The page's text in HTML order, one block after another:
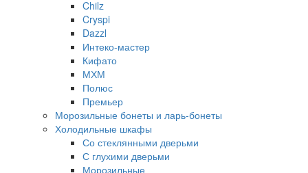
Chilz
Cryspi
Dazzl
Интеко-мастер
Кифато
МХМ
Полюс
Премьер
Морозильные бонеты и ларь-бонеты
Холодильные шкафы
Со стеклянными дверьми
С глухими дверьми
Морозильные